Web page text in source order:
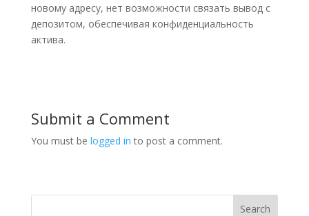
новому адресу, нет возможности связать вывод с
депозитом, обеспечивая конфиденциальность
актива.
Submit a Comment
You must be logged in to post a comment.
Search